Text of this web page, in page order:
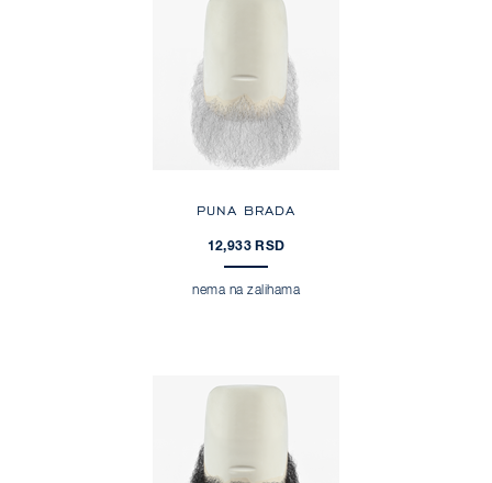
PUNA BRADA
12,933 RSD
nema na zalihama